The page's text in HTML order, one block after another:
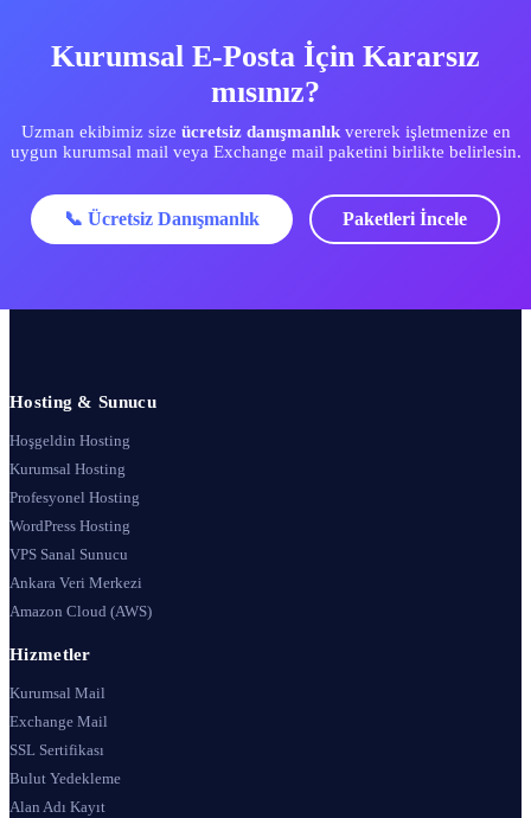
Kurumsal E-Posta İçin Kararsız
mısınız?
Uzman ekibimiz size ücretsiz danışmanlıkvererek işletmenize en
uygun kurumsal mail veya Exchange mail paketini birlikte belirlesin.
📞 Ücretsiz Danışmanlık Paketleri İncele
Hosting & Sunucu
Hoşgeldin Hosting
Kurumsal Hosting
Profesyonel Hosting
WordPress Hosting
VPS Sanal Sunucu
Ankara Veri Merkezi
Amazon Cloud (AWS)
Hizmetler
Kurumsal Mail
Exchange Mail
SSL Sertifikası
Bulut Yedekleme
Alan Adı Kayıt